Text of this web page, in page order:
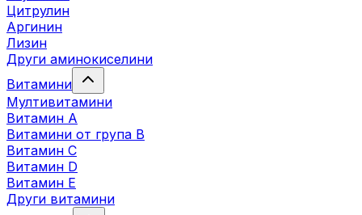
Цитрулин
Аргинин
Лизин
Други аминокиселини
Витамини
Мултивитамини
Витамин А
Витамини от група B
Витамин C
Витамин D
Витамин E
Други витамини